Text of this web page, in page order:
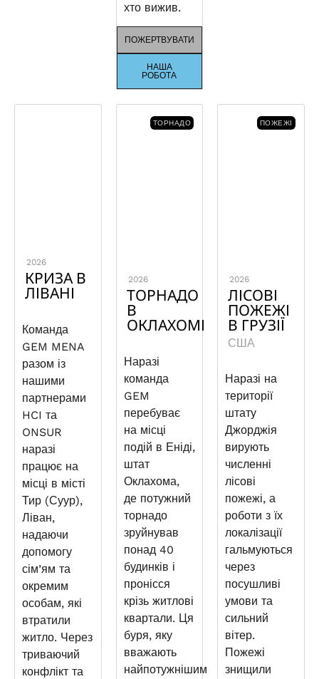
хто вижив.
ПОЖЕРТВУВАТИ
НАША
РОБОТА
2026
КРИЗА В
ЛІВАНІ
Команда
GEM MENA
разом із
нашими
партнерами
HCI та
ONSUR
наразі
працює на
місці в місті
Тир (Суур),
Ліван,
надаючи
допомогу
сім’ям та
окремим
особам, які
втратили
житло. Через
триваючий
конфлікт та
ТОРНАДО
2026
ТОРНАДО
В
ОКЛАХОМІ
Наразі
команда
GEM
перебуває
на місці
подій в Еніді,
штат
Оклахома,
де потужний
торнадо
зруйнував
понад 40
будинків і
пронісся
крізь житлові
квартали. Ця
буря, яку
вважають
найпотужнішим
ПОЖЕЖІ
2026
ЛІСОВІ
ПОЖЕЖІ
В ГРУЗІЇ
США
Наразі на
території
штату
Джорджія
вирують
численні
лісові
пожежі, а
роботи з їх
локалізації
гальмуються
через
посушливі
умови та
сильний
вітер.
Пожежі
знищили